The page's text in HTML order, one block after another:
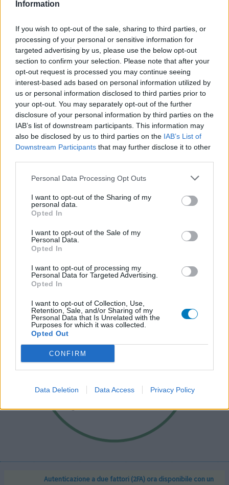
Information
If you wish to opt-out of the sale, sharing to third parties, or
processing of your personal or sensitive information for
targeted advertising by us, please use the below opt-out
section to confirm your selection. Please note that after your
opt-out request is processed you may continue seeing
interest-based ads based on personal information utilized by
us or personal information disclosed to third parties prior to
your opt-out. You may separately opt-out of the further
disclosure of your personal information by third parties on the
IAB’s list of downstream participants. This information may
also be disclosed by us to third parties on the IAB’s List of
Downstream Participants that may further disclose it to other
Personal Data Processing Opt Outs
I want to opt-out of the Sharing of my
personal data.
Opted In
I want to opt-out of the Sale of my
Personal Data.
Opted In
I want to opt-out of processing my
Personal Data for Targeted Advertising.
Opted In
I want to opt-out of Collection, Use,
Retention, Sale, and/or Sharing of my
Personal Data that Is Unrelated with the
Purposes for which it was collected.
Opted Out
CONFIRM
Data Deletion Data Access Privacy Policy
Autenticazione a due fattori (2FA) ora disponibile con un